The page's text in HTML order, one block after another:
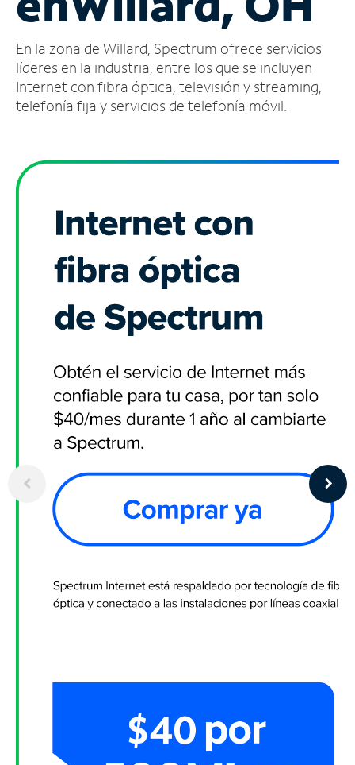
cuenta
Encuentra
una
tienda
En la zona de Willard, Spectrum ofrece servicios
líderes en la industria, entre los que se incluyen
Internet con fibra óptica, televisión y streaming,
telefonía fija y servicios de telefonía móvil.